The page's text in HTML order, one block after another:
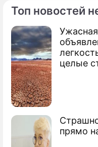
Топ новостей
целые
прямо
По теме
В каких
лишить
В каких случаях
лишить квартиры